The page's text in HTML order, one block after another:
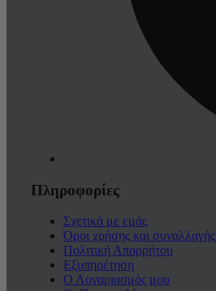
Πληροφορίες
Σχετικά με εμάς
Όροι χρήσης και συναλλαγής
Πολιτική Απορρήτου
Εξυπηρέτηση
Ο Λογαριασμός μου